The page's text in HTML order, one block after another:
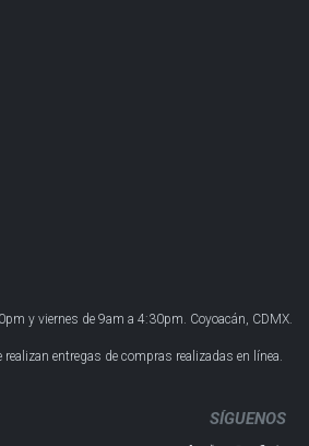
y viernes de 9am a 4:30pm. Coyoacán, CDMX.
entregas de compras realizadas en línea.
SÍGUENOS